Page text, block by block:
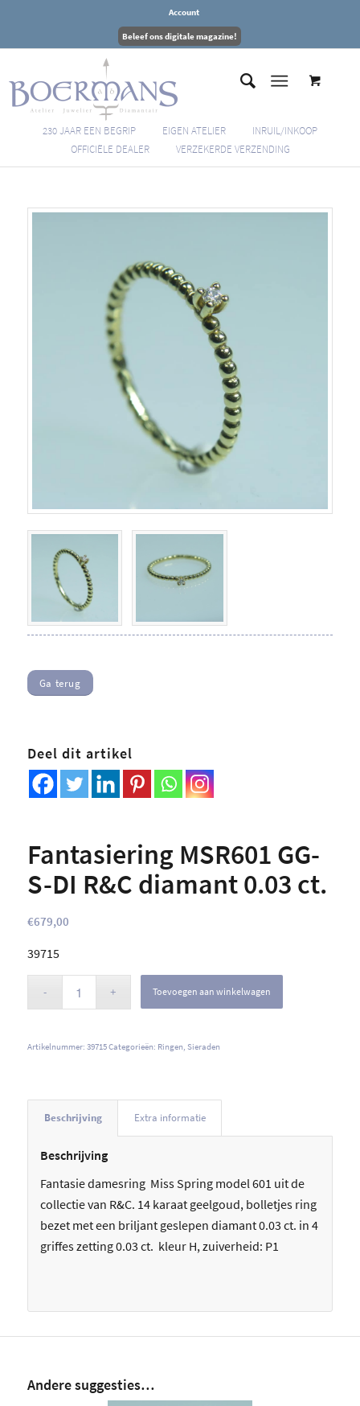
Account
Beleef ons digitale magazine!
230 JAAR EEN BEGRIP EIGEN ATELIER
INRUIL/INKOOP
OFFICIËLE DEALER
VERZEKERDE VERZENDING
Ga terug
Deel dit artikel
Fantasiering MSR601 GG-
S-DI R&C diamant 0.03 ct.
€679,00
39715
Toevoegen aan winkelwagen
Artikelnummer: 39715Categorieën: Ringen Sieraden
Beschrijving Extra informatie
Beschrijving
Fantasie damesring Miss Spring model 601 uit de
collectie van R&C. 14 karaat geelgoud, bolletjes ring
bezet met een briljant geslepen diamant 0.03 ct. in 4
griffes zetting 0.03 ct. kleur H, zuiverheid: P1
Andere suggesties…